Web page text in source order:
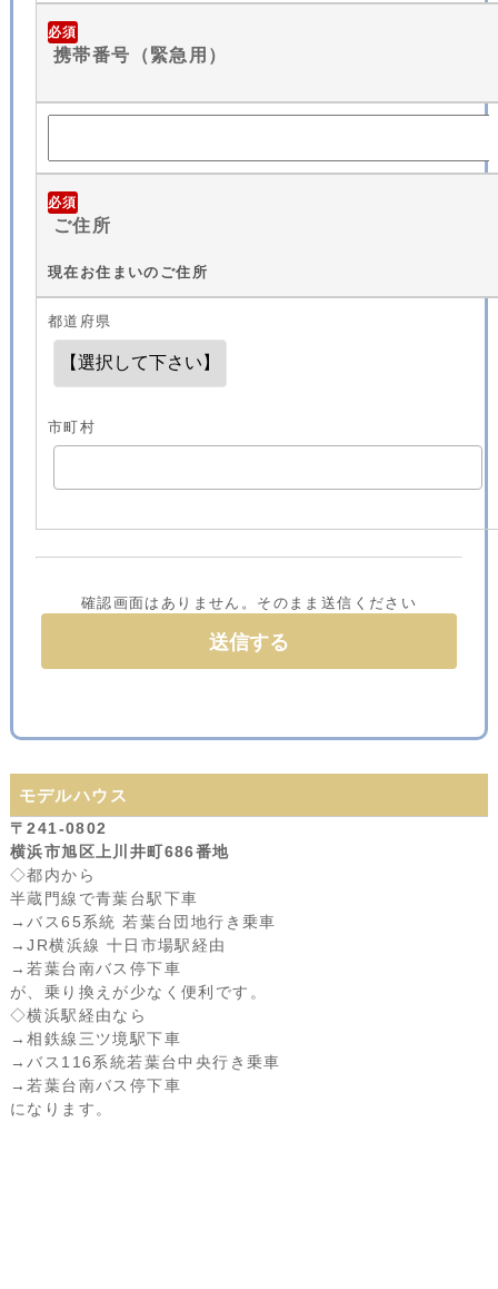
必須
携帯番号（緊急用）
必須
ご住所
現在お住まいのご住所
都道府県
市町村
確認画面はありません。そのまま送信ください
モデルハウス
〒241-0802
横浜市旭区上川井町686番地
◇都内から
半蔵門線で青葉台駅下車
→バス65系統 若葉台団地行き乗車
→JR横浜線 十日市場駅経由
→若葉台南バス停下車
が、乗り換えが少なく便利です。
◇横浜駅経由なら
→相鉄線三ツ境駅下車
→バス116系統若葉台中央行き乗車
→若葉台南バス停下車
になります。